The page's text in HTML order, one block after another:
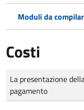
Moduli da
Costi
Tipo di pagamento
Importo
La presentazione
pagamento